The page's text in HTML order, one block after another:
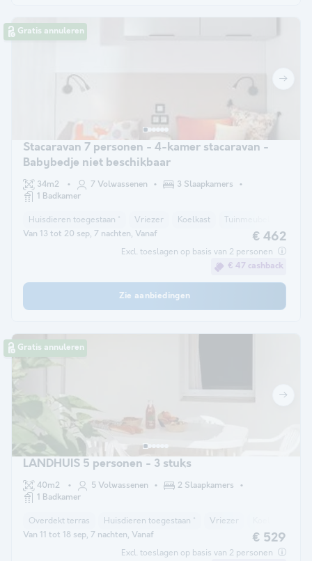
Gratis annuleren
Stacaravan 7 personen - 4-kamer stacaravan -
Babybedje niet beschikbaar
34m2 7 Volwassenen
3 Slaapkamers
1 Badkamer
Huisdieren toegestaan * Vriezer Koelkast Tuinmeubelen
Van 13 tot 20 sep, 7 nachten, Vanaf € 462
Excl. toeslagen op basis van 2 personen
€ 47 cashback
Zie aanbiedingen
Gratis annuleren
LANDHUIS 5 personen - 3 stuks
40m2 5 Volwassenen
2 Slaapkamers
1 Badkamer
Overdekt terras Huisdieren toegestaan * Vriezer
Van 11 tot 18 sep, 7 nachten, Vanaf € 529
Excl. toeslagen op basis van 2 personen